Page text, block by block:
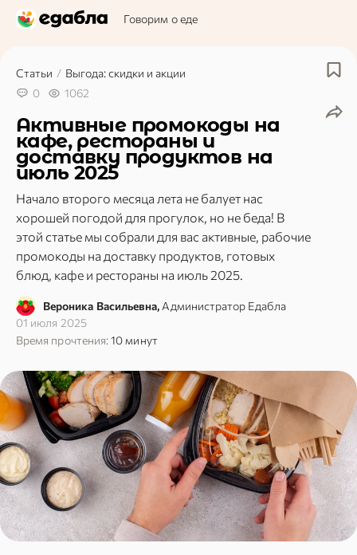
Говорим о еде
Статьи / Выгода: скидки и акции
0
1062
Активные промокоды на
кафе, рестораны и
доставку продуктов на
июль 2025
Начало второго месяца лета не балует нас
хорошей погодой для прогулок, но не беда! В
этой статье мы собрали для вас активные, рабочие
промокоды на доставку продуктов, готовых
блюд, кафе и рестораны на июль 2025.
Вероника Васильевна, Администратор Едабла
01 июля 2025
Время прочтения:10 минут